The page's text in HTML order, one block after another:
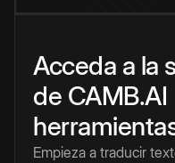
Acceda a la
de CAMB.AI
Empieza a traducir